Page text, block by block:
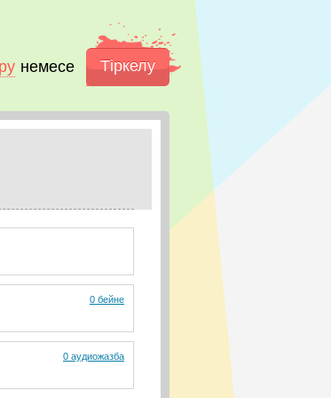
немесе Тіркелу
0 бейне
0 аудиожазба